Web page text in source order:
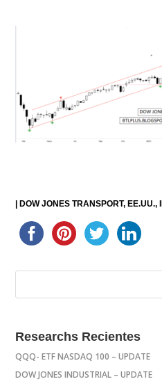
DOW JONES TRANSPORT EE.UU.
Researchs Recientes
QQQ- ETF NASDAQ 100 – UPDATE
DOW JONES INDUSTRIAL – UPDATE